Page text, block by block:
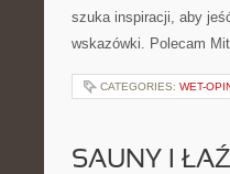
szuka inspiracji, aby
wskazówki. Polecam
CATEGORIES: WET-
SAUNY I